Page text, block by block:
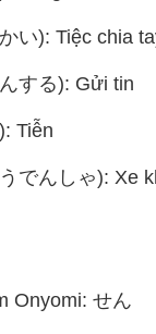
い): Tiệc chia
する): Gửi tin
Tiễn
でんしゃ): Xe
Onyomi: せん